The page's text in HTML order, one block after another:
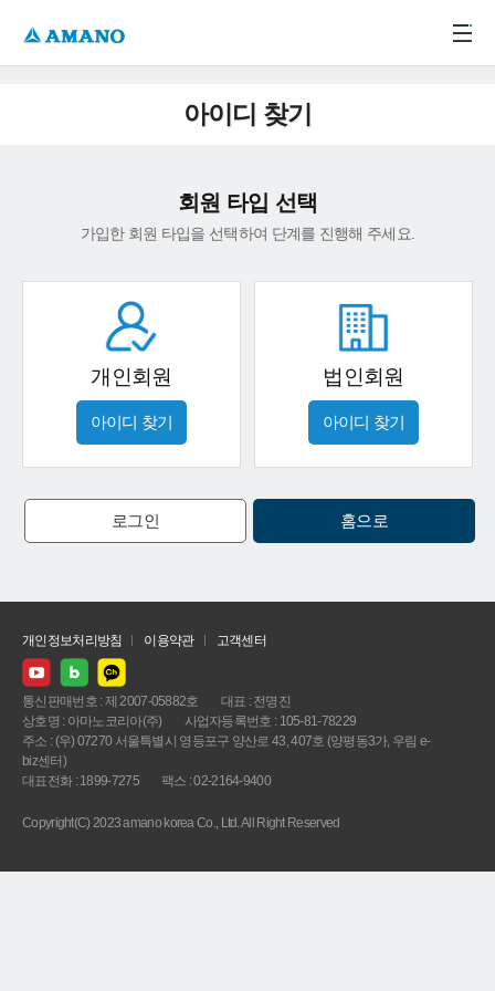
아이디 찾기
회원 타입 선택
가입한 회원 타입을 선택하여 단계를 진행해 주세요.
개인회원
아이디 찾기
법인회원
아이디 찾기
로그인 홈으로
개인정보처리방침 이용약관 고객센터
통신판매번호 : 제 2007-05882호
대표 : 전명진
상호명 : 아마노코리아(주)
사업자등록번호 : 105-81-78229
주소 : (우) 07270 서울특별시 영등포구 양산로 43, 407호 (양평동3가, 우림 e-
biz센터)
대표전화 : 1899-7275
팩스 : 02-2164-9400
Copyright(C) 2023 amano korea Co., Ltd. All Right Reserved